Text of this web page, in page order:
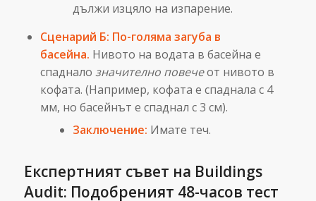
дължи изцяло на изпарение.
Сценарий Б: По-голяма загуба в
басейна. Нивото на водата в басейна е
спаднало значително повечеот нивото в
кофата. (Например, кофата е спаднала с 4
мм, но басейнът е спаднал с 3 см).
Заключение: Имате теч.
Експертният съвет на Buildings
Audit: Подобреният 48-часов тест